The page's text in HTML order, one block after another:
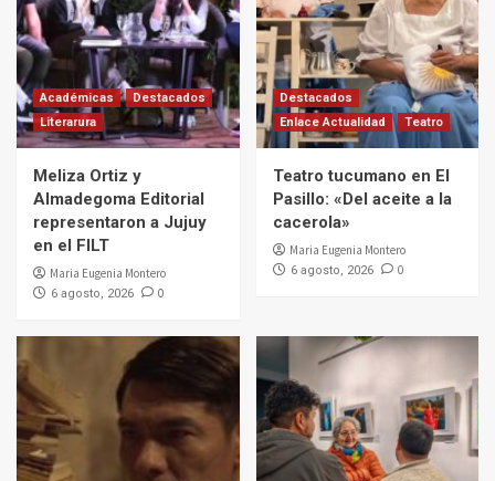
Académicas
Destacados
Literarura
Meliza Ortiz y
Almadegoma Editorial
representaron a Jujuy
en el FILT
Maria Eugenia Montero
6 agosto, 2026 0
Destacados
Enlace Actualidad
Teatro
Teatro tucumano en El
Pasillo: «Del aceite a la
cacerola»
Maria Eugenia Montero
6 agosto, 2026 0